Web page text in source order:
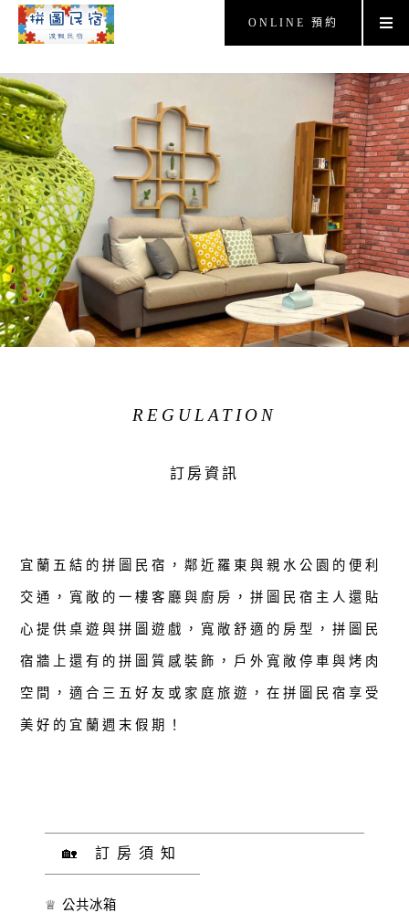
ONLINE 預約
REGULATION
訂房資訊
宜蘭五結的拼圖民宿，鄰近羅東與親水公園的便利
交通，寬敞的一樓客廳與廚房，拼圖民宿主人還貼
心提供桌遊與拼圖遊戲，寬敞舒適的房型，拼圖民
宿牆上還有的拼圖質感裝飾，戶外寬敞停車與烤肉
空間，適合三五好友或家庭旅遊，在拼圖民宿享受
美好的宜蘭週末假期！
🏡 訂房須知
♕ 公共冰箱